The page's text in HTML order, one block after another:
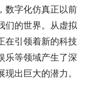
数字化仿真正以前
们的世界。从虚拟
在引领着新的科技
乐等领域产生了深
出巨大的潜力。